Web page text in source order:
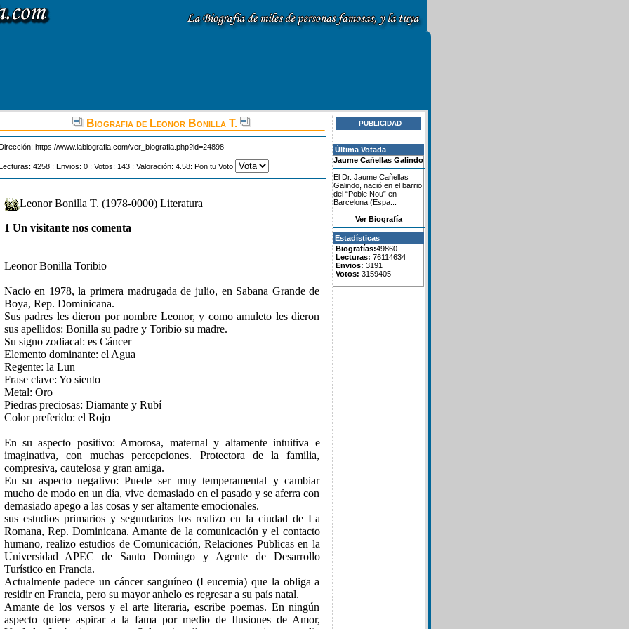
Biografia de Leonor Bonilla T.
https://www.labiografia.com/ver_biografia.php?id=24898
4258 : Envios: 0 : Votos: 143 : Valoración: 4.58: Pon tu Voto
Leonor Bonilla T. (1978-0000) Literatura
1 Un visitante nos comenta
Leonor Bonilla Toribio
Nacio en 1978, la primera madrugada de julio, en Sabana Grande de
Boya, Rep. Dominicana.
Sus padres les dieron por nombre Leonor, y como amuleto les dieron
sus apellidos: Bonilla su padre y Toribio su madre.
Su signo zodiacal: es Cáncer
Elemento dominante: el Agua
Regente: la Lun
Frase clave: Yo siento
Metal: Oro
Piedras preciosas: Diamante y Rubí
Color preferido: el Rojo
En su aspecto positivo: Amorosa, maternal y altamente intuitiva e
imaginativa, con muchas percepciones. Protectora de la familia,
compresiva, cautelosa y gran amiga.
En su aspecto negativo: Puede ser muy temperamental y cambiar
mucho de modo en un día, vive demasiado en el pasado y se aferra con
demasiado apego a las cosas y ser altamente emocionales.
sus estudios primarios y segundarios los realizo en la ciudad de La
Romana, Rep. Dominicana. Amante de la comunicación y el contacto
humano, realizo estudios de Comunicación, Relaciones Publicas en la
Universidad APEC de Santo Domingo y Agente de Desarrollo
Turístico en Francia.
Actualmente padece un cáncer sanguíneo (Leucemia) que la obliga a
residir en Francia, pero su mayor anhelo es regresar a su país natal.
Amante de los versos y el arte literaria, escribe poemas. En ningún
aspecto quiere aspirar a la fama por medio de Ilusiones de Amor,
PUBLICIDAD
Última Votada
Jaume Cañellas Galindo
El Dr. Jaume Cañellas
Galindo, nació en el barrio
del “Poble Nou” en
Barcelona (Espa...
Ver Biografía
Estadísticas
Biografías:49860
Lecturas: 76114634
Envios: 3191
Votos: 3159405